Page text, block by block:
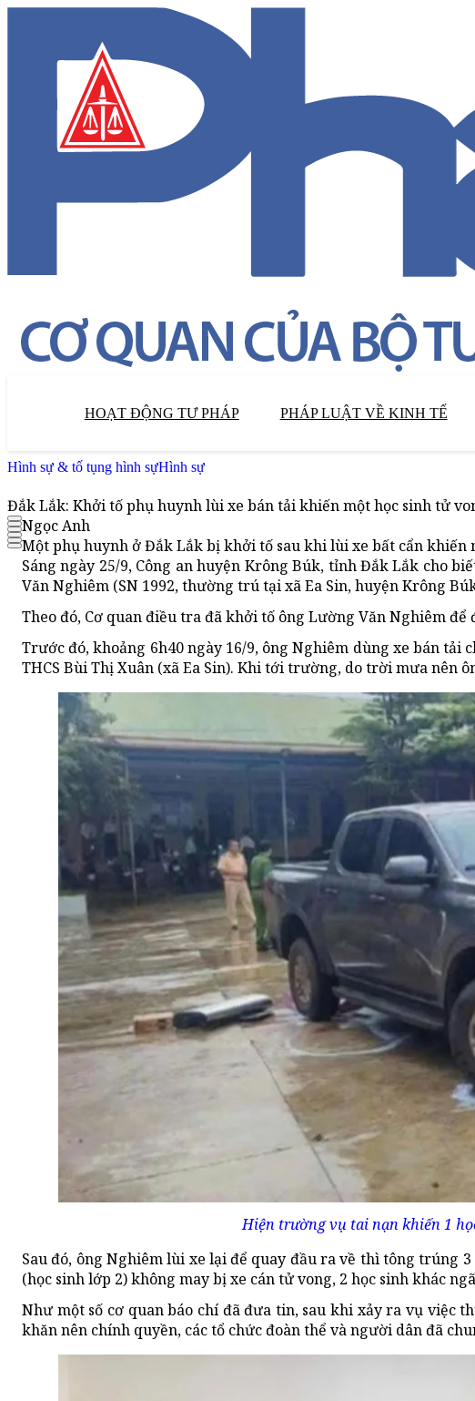
HOẠT ĐỘNG TƯ PHÁP PHÁP LUẬT VỀ KINH TẾ
Hình sự & tố tụng hình sựHình sự
Đắk Lắk: Khởi tố phụ huynh lùi xe bán tải khiến một học sinh tử
Ngọc Anh
Một phụ huynh ở Đắk Lắk bị khởi tố sau khi lùi xe bất cẩn
Sáng ngày 25/9, Công an huyện Krông Búk, tỉnh Đắk Lắk cho
Văn Nghiêm (SN 1992, thường trú tại xã Ea Sin, huyện Krông
Theo đó, Cơ quan điều tra đã khởi tố ông Lường Văn Nghiêm
Trước đó, khoảng 6h40 ngày 16/9, ông Nghiêm dùng xe bán
THCS Bùi Thị Xuân (xã Ea Sin). Khi tới trường, do trời mưa nên
Hiện trường vụ tai nạn khiến 1
Sau đó, ông Nghiêm lùi xe lại để quay đầu ra về thì tông trúng
(học sinh lớp 2) không may bị xe cán tử vong, 2 học sinh khác
Như một số cơ quan báo chí đã đưa tin, sau khi xảy ra vụ việc
khăn nên chính quyền, các tổ chức đoàn thể và người dân đã